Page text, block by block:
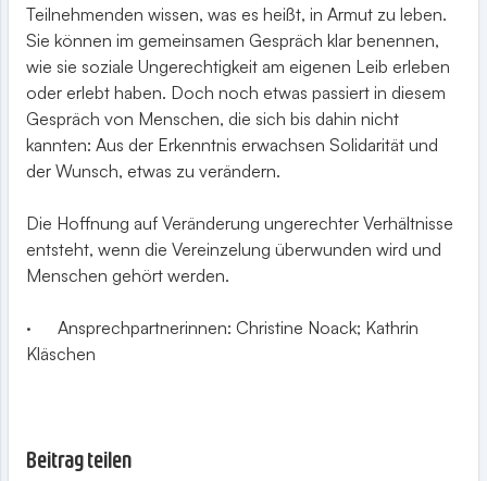
Teilnehmenden wissen, was es heißt, in Armut zu leben.
Sie können im gemeinsamen Gespräch klar benennen,
wie sie soziale Ungerechtigkeit am eigenen Leib erleben
oder erlebt haben. Doch noch etwas passiert in diesem
Gespräch von Menschen, die sich bis dahin nicht
kannten: Aus der Erkenntnis erwachsen Solidarität und
der Wunsch, etwas zu verändern.
Die Hoffnung auf Veränderung ungerechter Verhältnisse
entsteht, wenn die Vereinzelung überwunden wird und
Menschen gehört werden.
· Ansprechpartnerinnen: Christine Noack; Kathrin
Kläschen
Beitrag teilen